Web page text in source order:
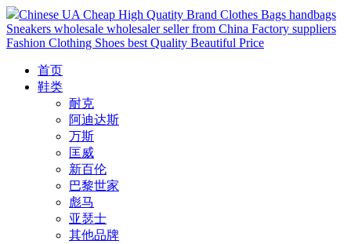
Chinese UA Cheap High Quatity Brand Clothes Bags handbags
Sneakers wholesale wholesaler seller from China Factory suppliers
Fashion Clothing Shoes best Quality Beautiful Price
首页
鞋类
耐克
阿迪达斯
万斯
匡威
新百伦
巴黎世家
彪马
亚瑟士
其他品牌